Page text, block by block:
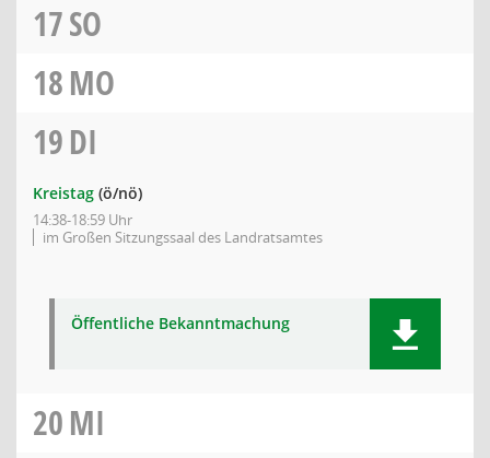
17SO
18MO
19DI
Kreistag (ö/nö)
14:38-18:59 Uhr
im Großen Sitzungssaal des Landratsamtes
Öffentliche Bekanntmachung
20MI